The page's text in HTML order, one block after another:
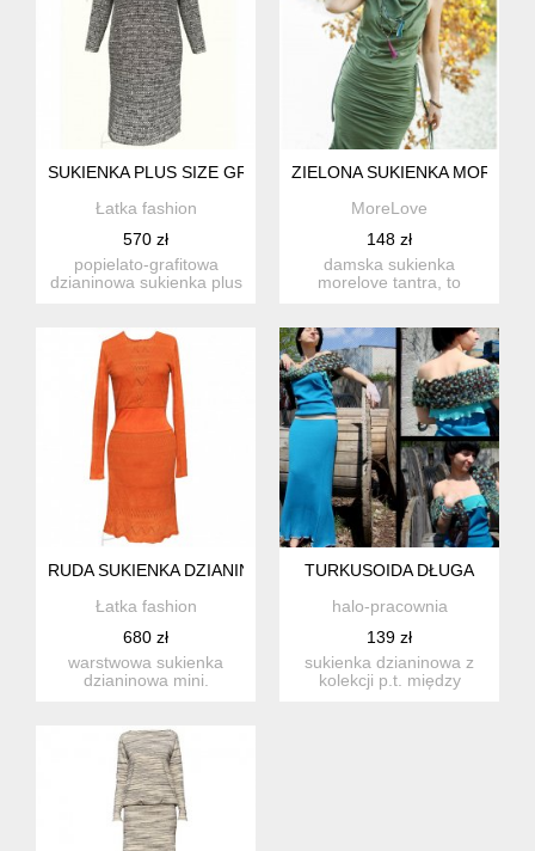
SUKIENKA PLUS SIZE GRAFITOWA DZIANINOWA
Łatka fashion
570 zł
popielato-grafitowa
dzianinowa sukienka plus
ZIELONA SUKIENKA
MoreLove
148 zł
damska sukienka
morelove tantra, to
RUDA SUKIENKA DZIANINOWA
Łatka fashion
680 zł
warstwowa sukienka
dzianinowa mini.
TURKUSOIDA DŁUGA
halo-pracownia
139 zł
sukienka dzianinowa z
kolekcji p.t. między